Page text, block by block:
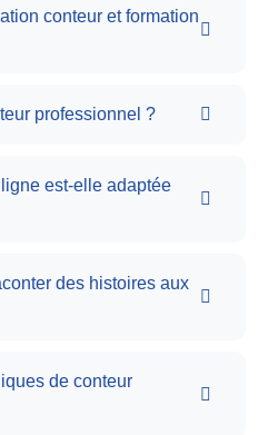
conteur et formation
professionnel ?
est-elle adaptée
des histoires aux
de conteur